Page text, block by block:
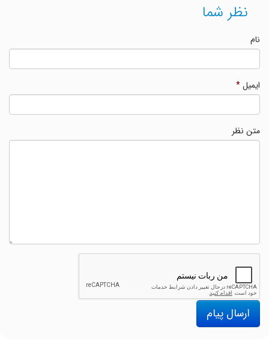
نظر شما
ایمیل*
متن نظر
ارسال پیام